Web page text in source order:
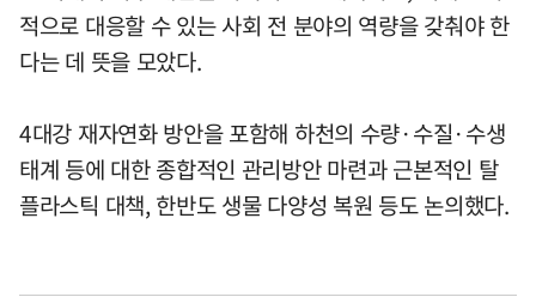
적으로 대응할 수 있는 사회 전 분야의 역량을 갖춰야 한
다는 데 뜻을 모았다.
4대강 재자연화 방안을 포함해 하천의 수량·수질·수생
태계 등에 대한 종합적인 관리방안 마련과 근본적인 탈
플라스틱 대책, 한반도 생물 다양성 복원 등도 논의했다.